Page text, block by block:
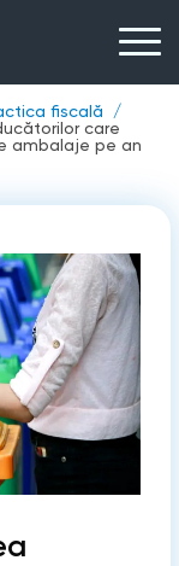
fiscală
care
ambalaje pe an